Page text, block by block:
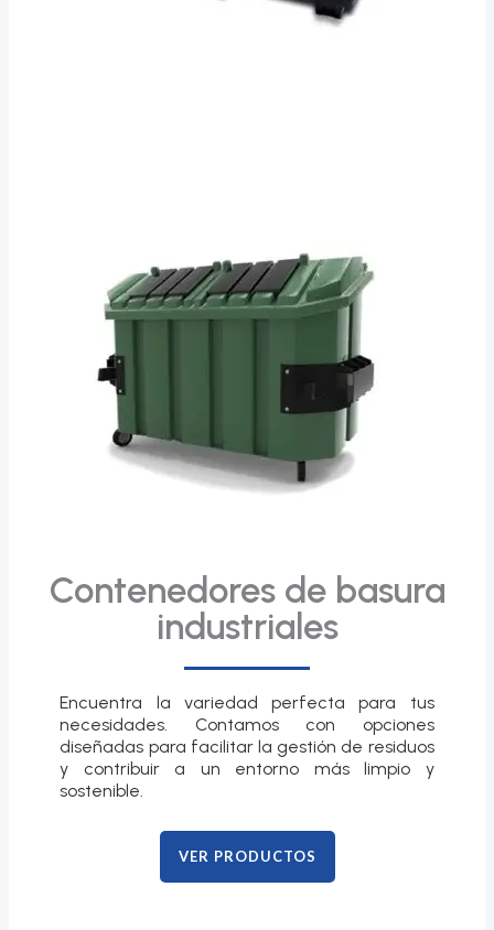
Contenedores de basura
industriales
Encuentra la variedad perfecta para tus
necesidades. Contamos con opciones
diseñadas para facilitar la gestión de residuos
y contribuir a un entorno más limpio y
sostenible.
VER PRODUCTOS